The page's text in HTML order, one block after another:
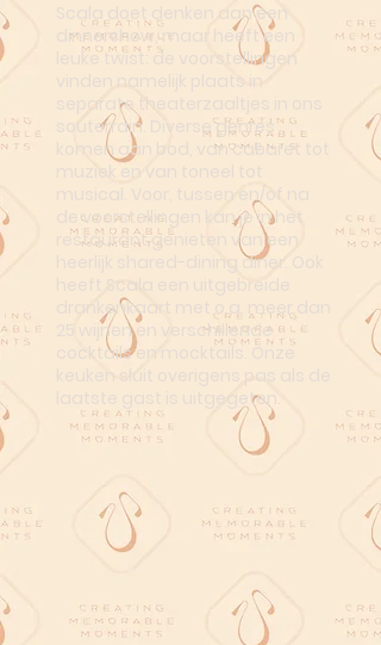
Scala doet denken aan een
dinnershow, maar heeft een
leuke twist: de voorstellingen
vinden namelijk plaats in
separate theaterzaaltjes in ons
souterrain. Diverse genres
komen aan bod, van cabaret tot
muziek en van toneel tot
musical. Voor, tussen en/of na
de voorstellingen kan je in het
restaurant genieten van een
heerlijk shared-dining diner. Ook
heeft Scala een uitgebreide
drankenkaart met o.a. meer dan
25 wijnen en verschillende
cocktails en mocktails. Onze
keuken sluit overigens pas als de
laatste gast is uitgegeten.